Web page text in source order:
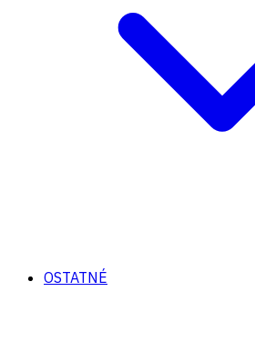
OSTATNÉ